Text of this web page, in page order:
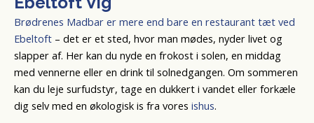
Brødrenes Madbar er mere end bare en restaurant tæt ved
Ebeltoft – det er et sted, hvor man mødes, nyder livet og
slapper af. Her kan du nyde en frokost i solen, en middag
med vennerne eller en drink til solnedgangen. Om sommeren
kan du leje surfudstyr, tage en dukkert i vandet eller forkæle
dig selv med en økologisk is fra vores ishus.